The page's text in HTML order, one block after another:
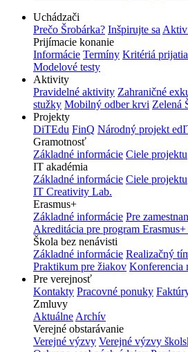
Uchádzači
Prečo Šrobárka? Inšpirujte sa
Prijímacie konanie
Informácie Termíny Kritériá prijatia
Modelové testy
Aktivity
Pravidelné aktivity Zahraničné
stužky Mobilný odber krvi Zelená
Projekty
DiTEdu FinQ Národný projekt
Gramotnosť
Základné informácie Ciele projektu
IT akadémia
Základné informácie Ciele projektu
IT Creativity Lab.
Erasmus+
Základné informácie Pre
Akreditácia pre program
Škola bez nenávisti
Základné informácie Realizačný
Praktikum pre žiakov Konferencia
Pre verejnosť
Kontakty Pracovné ponuky
Zmluvy
Aktuálne Archív
Verejné obstarávanie
Verejné výzvy Verejné výzvy